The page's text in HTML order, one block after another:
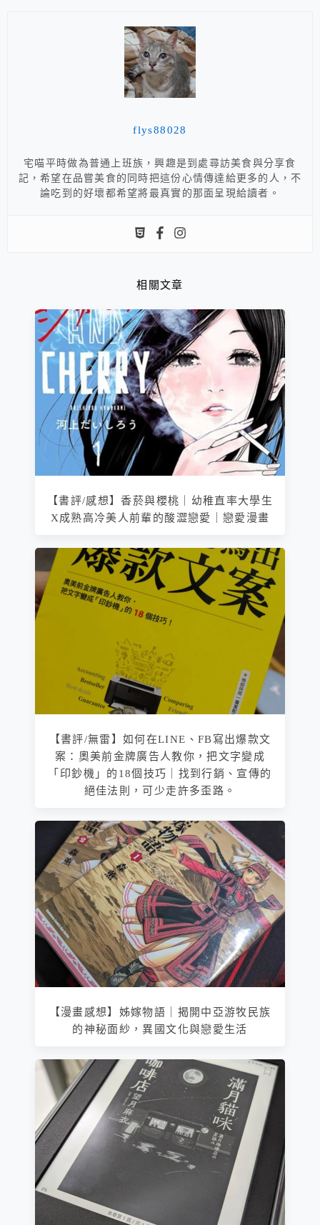
flys88028
宅喵平時做為普通上班族，興趣是到處尋訪美食與分享食
記，希望在品嘗美食的同時把這份心情傳達給更多的人，不
論吃到的好壞都希望將最真實的那面呈現給讀者。
相關文章
【書評/感想】香菸與櫻桃｜幼稚直率大學生
X成熟高冷美人前輩的酸澀戀愛｜戀愛漫畫
【書評/無雷】如何在LINE、FB寫出爆款文
案：奧美前金牌廣告人教你，把文字變成
「印鈔機」的18個技巧｜找到行銷、宣傳的
絕佳法則，可少走許多歪路。
【漫畫感想】姊嫁物語｜揭開中亞游牧民族
的神秘面紗，異國文化與戀愛生活